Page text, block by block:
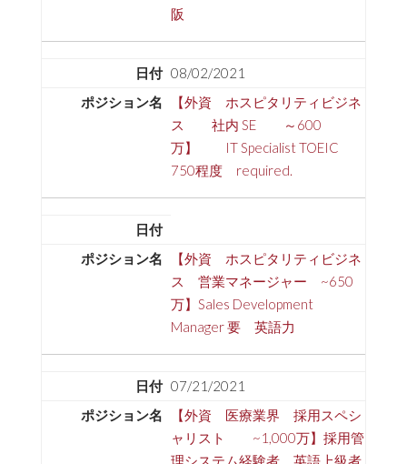
阪
08/02/2021
【外資 ホスピタリティビジネ
ス 社内 SE ～600
万】 IT Specialist TOEIC
750程度 required.
【外資 ホスピタリティビジネ
ス 営業マネージャー ~650
万】Sales Development
Manager 要 英語力
07/21/2021
【外資 医療業界 採用スペシ
ャリスト ~1,000万】採用管
理システム経験者 英語上級者